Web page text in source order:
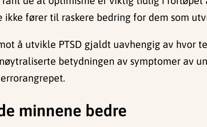
fører til raskere bedring for dem som
å utvikle PTSD gjaldt uavhengig av hvor
betydningen av symptomer av
minnene bedre